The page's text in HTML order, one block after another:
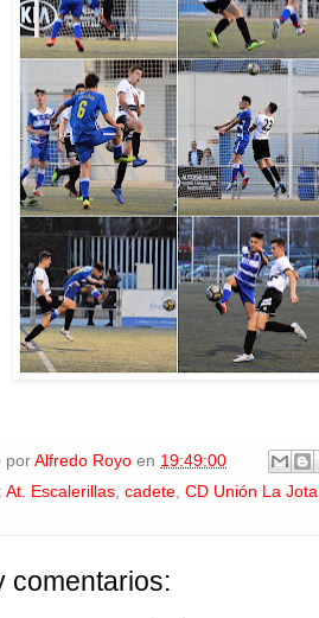
por Alfredo Royo en 19:49:00
At. Escalerillas, cadete, CD Unión La
comentarios: